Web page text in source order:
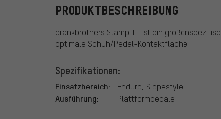
PRODUKTBESCHREIBUNG
crankbrothers Stamp 11 ist ein
optimale Schuh/Pedal-Kontaktfläche.
Spezifikationen:
Einsatzbereich: Enduro, Slopestyle
Ausführung: Plattformpedale